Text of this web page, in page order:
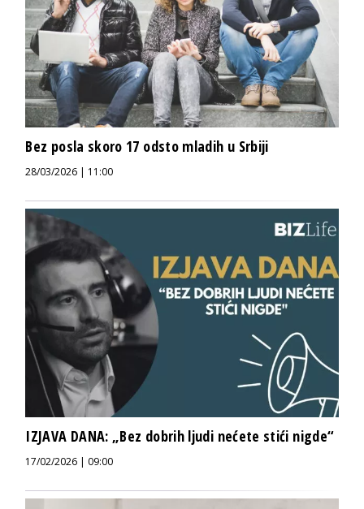
Bez posla skoro 17 odsto mladih u Srbiji
28/03/2026 | 11:00
IZJAVA DANA: „Bez dobrih ljudi nećete stići nigde“
17/02/2026 | 09:00